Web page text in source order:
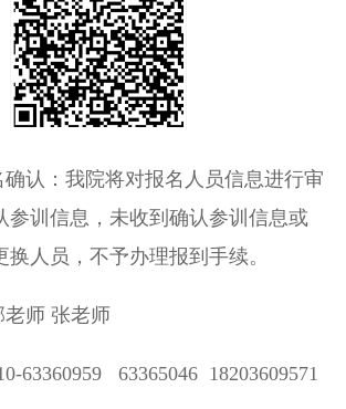
认： 我院将对报名人员信息进行审
参训信息，未收到确认参训信息或
人员，不予办理报到手续。
老师 张老师
63360959 63365046 18203609571